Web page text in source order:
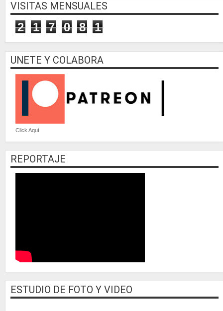
VISITAS MENSUALES
2 1 7 0 8 1
UNETE Y COLABORA
Click Aquí
REPORTAJE
ESTUDIO DE FOTO Y VIDEO